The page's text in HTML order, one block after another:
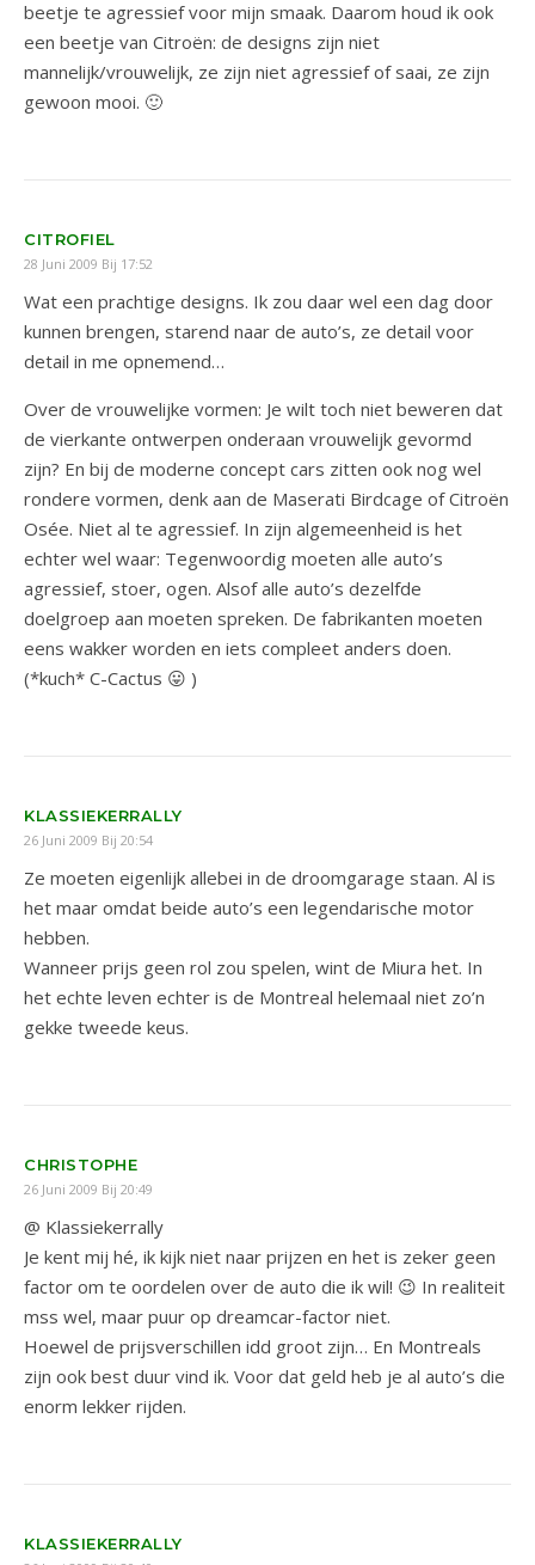
beetje te agressief voor mijn smaak. Daarom houd ik ook
een beetje van Citroën: de designs zijn niet
mannelijk/vrouwelijk, ze zijn niet agressief of saai, ze zijn
gewoon mooi. 🙂
CITROFIEL
28 Juni 2009 Bij 17:52
Wat een prachtige designs. Ik zou daar wel een dag door
kunnen brengen, starend naar de auto’s, ze detail voor
detail in me opnemend…
Over de vrouwelijke vormen: Je wilt toch niet beweren dat
de vierkante ontwerpen onderaan vrouwelijk gevormd
zijn? En bij de moderne concept cars zitten ook nog wel
rondere vormen, denk aan de Maserati Birdcage of Citroën
Osée. Niet al te agressief. In zijn algemeenheid is het
echter wel waar: Tegenwoordig moeten alle auto’s
agressief, stoer, ogen. Alsof alle auto’s dezelfde
doelgroep aan moeten spreken. De fabrikanten moeten
eens wakker worden en iets compleet anders doen.
(*kuch* C-Cactus 😛 )
KLASSIEKERRALLY
26 Juni 2009 Bij 20:54
Ze moeten eigenlijk allebei in de droomgarage staan. Al is
het maar omdat beide auto’s een legendarische motor
hebben.
Wanneer prijs geen rol zou spelen, wint de Miura het. In
het echte leven echter is de Montreal helemaal niet zo’n
gekke tweede keus.
CHRISTOPHE
26 Juni 2009 Bij 20:49
@ Klassiekerrally
Je kent mij hé, ik kijk niet naar prijzen en het is zeker geen
factor om te oordelen over de auto die ik wil! 😉 In realiteit
mss wel, maar puur op dreamcar-factor niet.
Hoewel de prijsverschillen idd groot zijn… En Montreals
zijn ook best duur vind ik. Voor dat geld heb je al auto’s die
enorm lekker rijden.
KLASSIEKERRALLY